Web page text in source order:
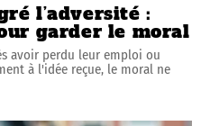
l’adversité :
garder le moral
avoir perdu leur emploi ou
à l'idée reçue, le moral ne